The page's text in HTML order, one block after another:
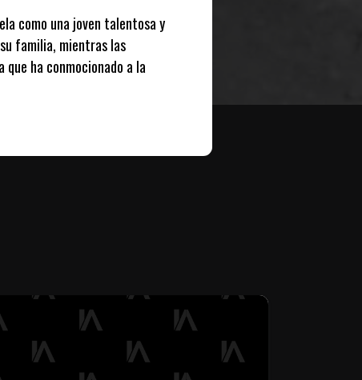
como una joven talentosa y
familia, mientras las
ha conmocionado a la